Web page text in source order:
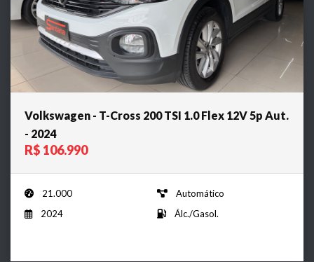
Volkswagen - T-Cross 200 TSI 1.0 Flex 12V 5p Aut.
- 2024
R$ 106.990
21.000
Automático
2024
Álc./Gasol.